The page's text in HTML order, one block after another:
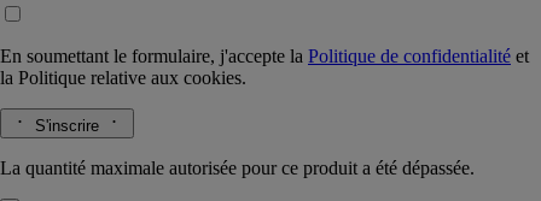
En soumettant le formulaire, j'accepte la Politique de confidentialité et
la Politique relative aux cookies.
S'inscrire
La quantité maximale autorisée pour ce produit a été dépassée.